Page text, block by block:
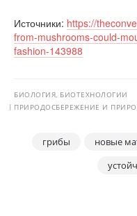
Источники: https://
from-mushrooms-could-
fashion-143988
БИОЛОГИЯ, БИОТЕХНОЛОГИИ
ПРИРОДОСБЕРЕЖЕНИЕ И
грибы новые